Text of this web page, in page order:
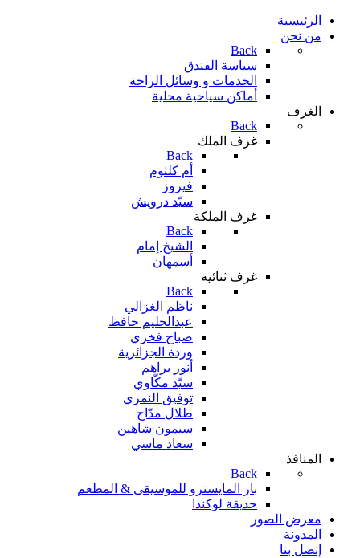
الرئيسية
من نحن
Back
سياسة الفندق
الخدمات و وسائل الراحة
أماكن سياحية محلية
الغرف
Back
غرف الملك
Back
أم كلثوم
فيروز
سيّد درويش
غرف الملكة
Back
الشيخ إمام
أسمهان
غرف ثنائية
Back
ناظم الغزالي
عبدالحليم حافظ
صباح فخري
وردة الجزائرية
أنور براهم
سيّد مكّاوي
توفيق النمري
طلال مدّاح
سيمون شاهين
سعاد ماسي
المنافذ
Back
بار المايسترو للموسيقى & المطعم
حديقة لوكندا
معرض الصور
المدونة
إتصل بنا